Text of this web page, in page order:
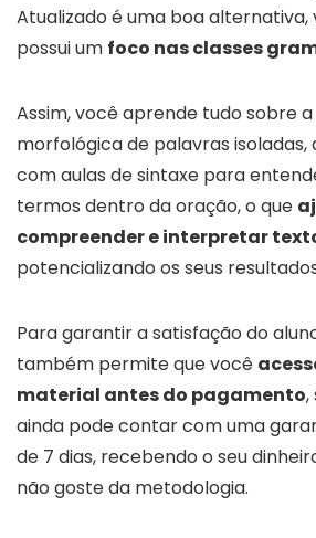
Atualizado é uma boa alternativa,
possui um foco nas classes
Assim, você aprende tudo sobre
morfológica de palavras
com aulas de sintaxe para
termos dentro da oração, o que
compreender e interpretar
potencializando os seus
Para garantir a satisfação do
também permite que você
material antes do pagamento,
ainda pode contar com uma
de 7 dias, recebendo o seu
não goste da metodologia.